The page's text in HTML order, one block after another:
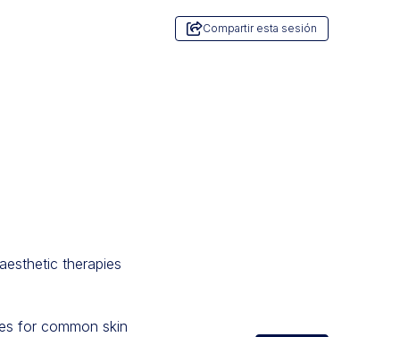
Compartir esta sesión
therapies
for common skin